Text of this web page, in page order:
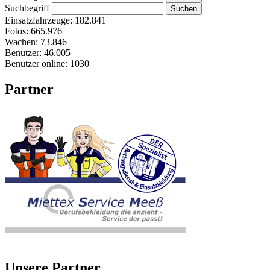
Suchbegriff
Einsatzfahrzeuge: 182.841
Fotos: 665.976
Wachen: 73.846
Benutzer: 46.005
Benutzer online: 1030
Partner